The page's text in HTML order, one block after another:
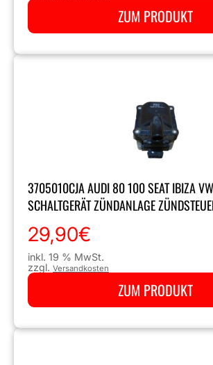
ZUM PRODUKT
3705010CJA AUDI 80 100 SEAT IBIZA
SCHALTGERÄT ZÜNDANLAGE
29,90€
inkl. 19 % MwSt.
zzgl. Versandkosten
ZUM PRODUKT